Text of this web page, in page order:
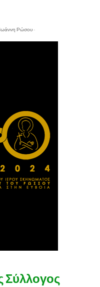
Ρώσου -
Σύλλογος